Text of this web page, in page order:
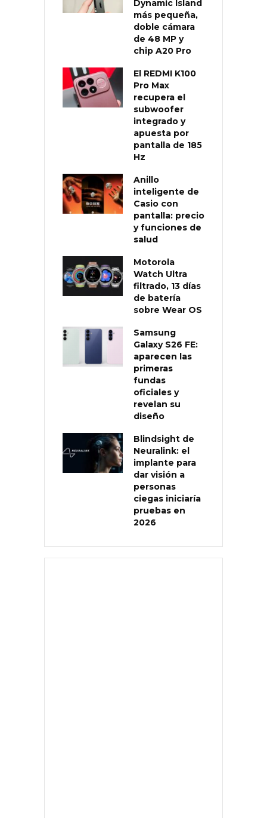
Dynamic Island
más pequeña,
doble cámara
de 48 MP y
chip A20 Pro
El REDMI K100
Pro Max
recupera el
subwoofer
integrado y
apuesta por
pantalla de 185
Hz
Anillo
inteligente de
Casio con
pantalla: precio
y funciones de
salud
Motorola
Watch Ultra
filtrado, 13 días
de batería
sobre Wear OS
Samsung
Galaxy S26 FE:
aparecen las
primeras
fundas
oficiales y
revelan su
diseño
Blindsight de
Neuralink: el
implante para
dar visión a
personas
ciegas iniciaría
pruebas en
2026